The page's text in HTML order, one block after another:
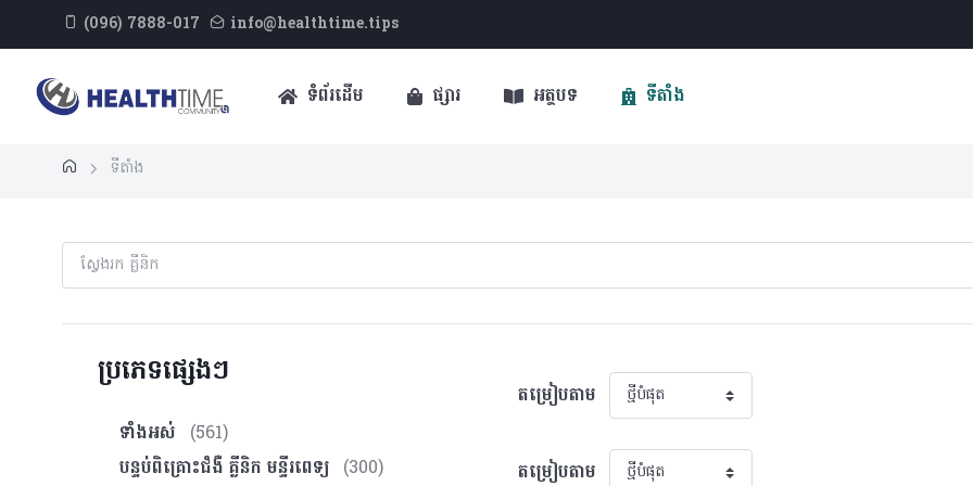
(096) 7888-017 info@healthtime.tips
ទំព័រដើម ផ្សារ អត្ថបទ ទីតាំង
ទីតាំង
ប្រភេទផ្សេងៗ
ទាំងអស់
(561)
បន្ទប់ពិគ្រោះ​ជំងឺ គ្លីនិក មន្ទីរពេទ្យ (300)
តម្រៀបតាម
តម្រៀបតាម